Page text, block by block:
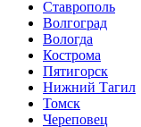
Ставрополь
Волгоград
Вологда
Кострома
Пятигорск
Нижний Тагил
Томск
Череповец